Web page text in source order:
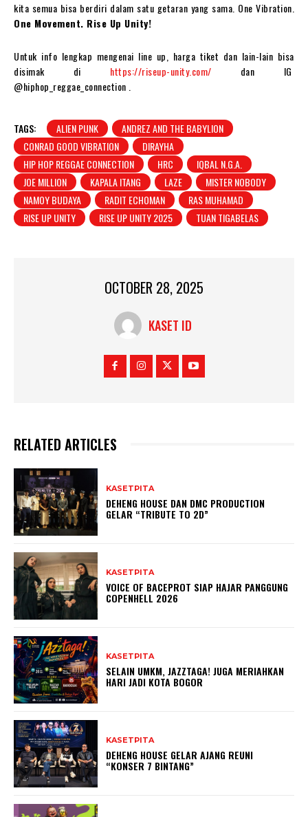
kita semua bisa berdiri dalam satu getaran yang sama. One Vibration.
One Movement. Rise Up Unity!
Untuk info lengkap mengenai line up, harga tiket dan lain-lain bisa
disimak di https://riseup-unity.com/ dan IG
@hiphop_reggae_connection .
TAGS: ALIEN PUNK
ANDREZ AND THE BABYLION
CONRAD GOOD VIBRATION
DIRAYHA
HIP HOP REGGAE CONNECTION
HRC
IQBAL N.G.A.
JOE MILLION
KAPALA ITANG LAZE
MISTER NOBODY
NAMOY BUDAYA
RADIT ECHOMAN
RAS MUHAMAD
RISE UP UNITY
RISE UP UNITY 2025 TUAN TIGABELAS
OCTOBER 28, 2025
KASET ID
RELATED ARTICLES
KASETPITA
DEHENG HOUSE DAN DMC PRODUCTION
GELAR “TRIBUTE TO 2D”
KASETPITA
VOICE OF BACEPROT SIAP HAJAR PANGGUNG
COPENHELL 2026
KASETPITA
SELAIN UMKM, JAZZTAGA! JUGA MERIAHKAN
HARI JADI KOTA BOGOR
KASETPITA
DEHENG HOUSE GELAR AJANG REUNI
“KONSER 7 BINTANG”